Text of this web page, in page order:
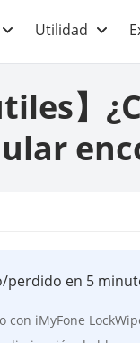
Utilidad
】
perdido en 5
iMyFone